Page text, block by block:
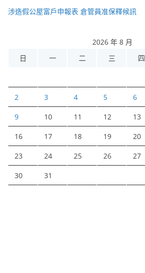
涉造假公屋富戶申報表 倉管員准保釋候訊
2026 年 8 月
日
一 二 三 四
2 3 4 5 6
9 10 11 12 13
16 17 18 19 20
23 24 25 26 27
30 31